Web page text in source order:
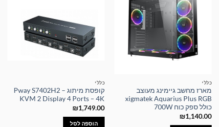
כללי
מארז מחשב גיימינג מעוצב
xigmatek Aquarius Plus RGB
כולל ספק כוח 700W
₪1,140.00
כללי
קופסת מיתוג – Pway S7402H2
KVM 2 Display 4 Ports – 4K
₪1,749.00
הוספה לסל